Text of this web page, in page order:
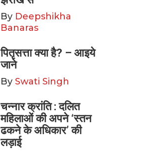
By Deepshikha
Banaras
पितृसत्ता क्या है? – आइये
जाने
By Swati Singh
चन्नार क्रांति : दलित
महिलाओं की अपने ‘स्तन
ढकने के अधिकार’ की
लड़ाई